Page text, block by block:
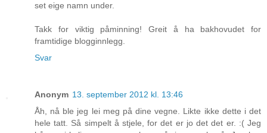
set eige namn under.
Takk for viktig påminning! Greit å ha bakhovudet for
framtidige blogginnlegg.
Svar
Anonym 13. september 2012 kl. 13:46
Åh, nå ble jeg lei meg på dine vegne. Likte ikke dette i det
hele tatt. Så simpelt å stjele, for det er jo det det er. :( Jeg